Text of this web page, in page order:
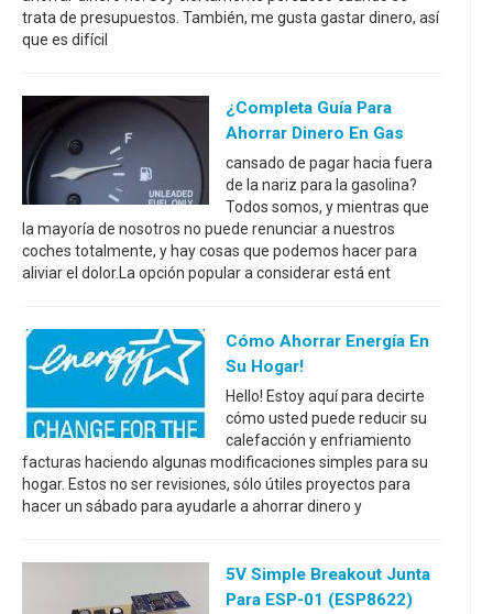
trata de presupuestos. También, me gusta gastar dinero, así
que es difícil
¿Completa Guía Para
Ahorrar Dinero En Gas
cansado de pagar hacia fuera
de la nariz para la gasolina?
Todos somos, y mientras que
la mayoría de nosotros no puede renunciar a nuestros
coches totalmente, y hay cosas que podemos hacer para
aliviar el dolor.La opción popular a considerar está ent
Cómo Ahorrar Energía En
Su Hogar!
Hello! Estoy aquí para decirte
cómo usted puede reducir su
calefacción y enfriamiento
facturas haciendo algunas modificaciones simples para su
hogar. Estos no ser revisiones, sólo útiles proyectos para
hacer un sábado para ayudarle a ahorrar dinero y
5V Simple Breakout Junta
Para ESP-01 (ESP8622)